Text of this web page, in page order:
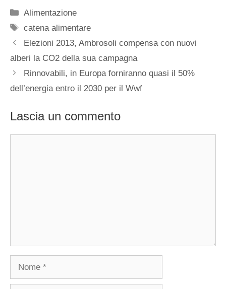
Categorie
Alimentazione
Tag
catena alimentare
Elezioni 2013, Ambrosoli compensa con nuovi
alberi la CO2 della sua campagna
Rinnovabili, in Europa forniranno quasi il 50%
dell’energia entro il 2030 per il Wwf
Lascia un commento